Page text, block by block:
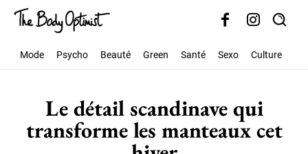
Mode Psycho Beauté Green Santé Sexo Culture
Le détail scandinave qui
transforme les manteaux cet